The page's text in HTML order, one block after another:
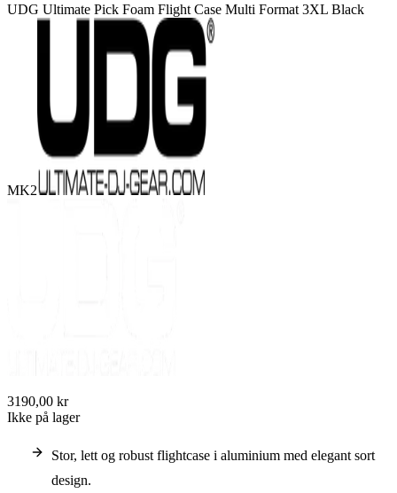
UDG Ultimate Pick Foam Flight Case Multi Format 3XL Black
MK2
3190,00 kr
Ikke på lager
Stor, lett og robust flightcase i aluminium med elegant sort
design.